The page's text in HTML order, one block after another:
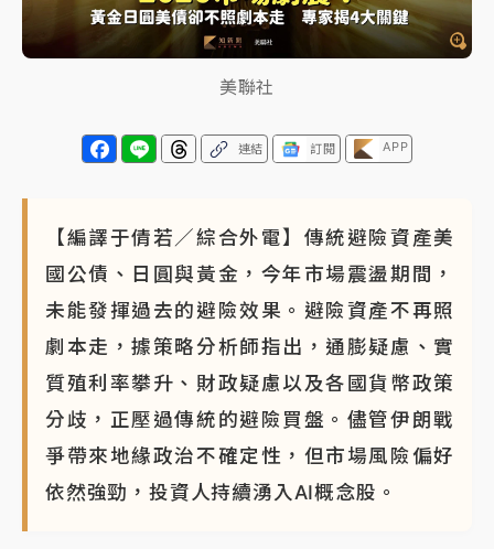
美聯社
連結 訂閱 APP
【編譯于倩若／綜合外電】傳統避險資產美
國公債、日圓與黃金，今年市場震盪期間，
未能發揮過去的避險效果。避險資產不再照
劇本走，據策略分析師指出，通膨疑慮、實
質殖利率攀升、財政疑慮以及各國貨幣政策
分歧，正壓過傳統的避險買盤。儘管伊朗戰
爭帶來地緣政治不確定性，但市場風險偏好
依然強勁，投資人持續湧入AI概念股。